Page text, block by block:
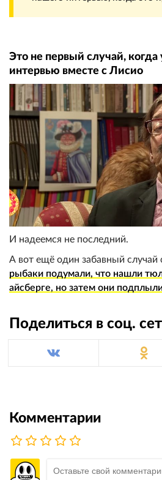
Это не первый случай,
интервью вместе с Лисио
И надеемся не последний.
А вот ещё один забавный
рыбаки подумали, что нашли
айсберге, но затем они
Поделиться в соц.
Комментарии